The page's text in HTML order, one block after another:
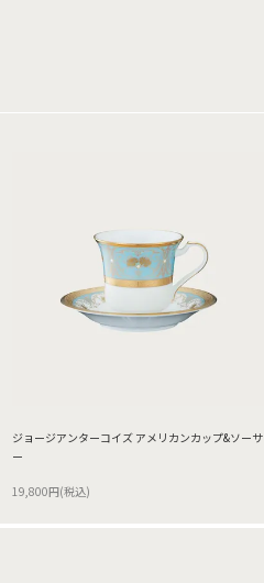
ジョージアンターコイズ アメリカンカップ&ソーサ
ー
19,800円(税込)